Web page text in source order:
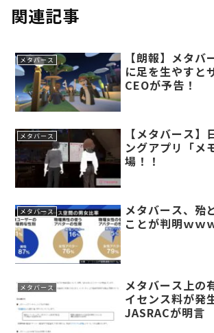
関連記事
メタバース
【朗報】メタバ
に足を生やすと
CEOが予告！
メタバース
【メタバース】
ングアプリ「メ
場！！
メタバース
メタバース、殆
ことが判明ｗｗ
メタバース
メタバース上の
イセンス料が発
JASRACが明言